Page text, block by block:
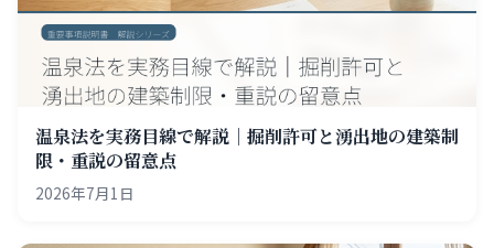
温泉法を実務目線で解説｜掘削許可と湧出地の建築制
限・重説の留意点
2026年7月1日